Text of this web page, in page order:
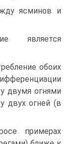
ясминов и
является
обоих
двумя огнями
двух огней (в
примерах